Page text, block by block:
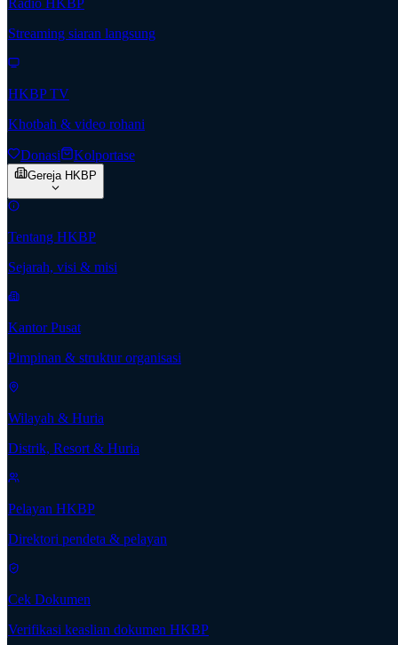
Radio HKBP
Streaming siaran langsung
HKBP TV
Khotbah & video rohani
Donasi Kolportase
Gereja HKBP
Tentang HKBP
Sejarah, visi & misi
Kantor Pusat
Pimpinan & struktur organisasi
Wilayah & Huria
Distrik, Resort & Huria
Pelayan HKBP
Direktori pendeta & pelayan
Cek Dokumen
Verifikasi keaslian dokumen HKBP